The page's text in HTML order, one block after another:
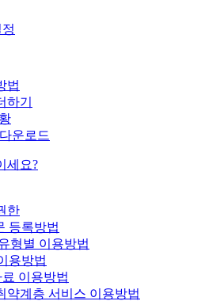
법
하기
운로드
세요?
한
등록방법
형별 이용방법
용방법
이용방법
약계층 서비스 이용방법